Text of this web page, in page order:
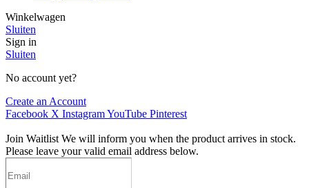
Winkelwagen
Sluiten
Sign in
Sluiten
No account yet?
Create an Account
Facebook X InstagramYouTube Pinterest
Join Waitlist We will inform you when the product arrives in stock.
Please leave your valid email address below.